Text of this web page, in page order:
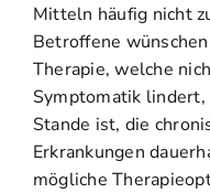
Mitteln häufig nicht
Betroffene
Therapie, welche
Symptomatik lindert,
Stande ist, die
Erkrankungen
mögliche